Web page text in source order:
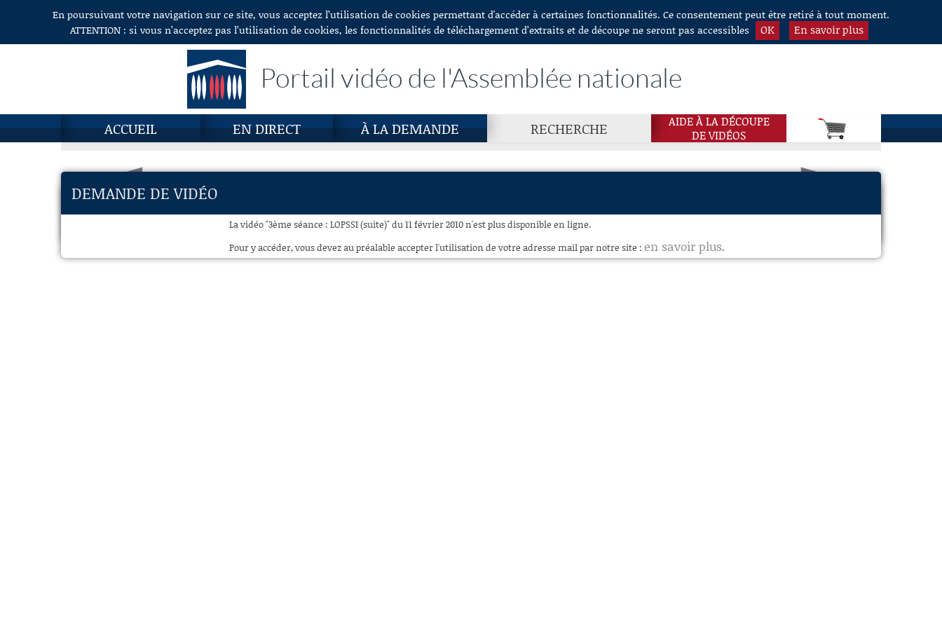
Aller au contenuEn poursuivant votre navigation sur ce site, vous acceptez l’utilisation de cookies permettant d'accéder à certaines fonctionnalités. Ce consentement peut être retiré à tout moment.
ATTENTION : si vous n’acceptez pas l’utilisation de cookies, les fonctionnalités de téléchargement d’extraits et de découpe ne seront pas accessibles
OK En savoir plus
Portail vidéo de l'Assemblée nationale
ACCUEIL EN DIRECT À LA DEMANDE RECHERCHE
AIDE À LA DÉCOUPE
DE VIDÉOS
DEMANDE DE VIDÉO
La vidéo "3ème séance : LOPSSI (suite)" du 11 février 2010 n'est plus disponible en ligne.
Pour y accéder, vous devez au préalable accepter l'utilisation de votre adresse mail par notre site : en savoir plus.